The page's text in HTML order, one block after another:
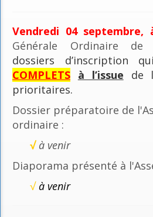
Vendredi 04 septembre,
Générale Ordinaire de
dossiers d’inscription
COMPLETS à l’issue de
prioritaires.
Dossier préparatoire de
ordinaire :
√ à venir
Diaporama présenté à
√à venir